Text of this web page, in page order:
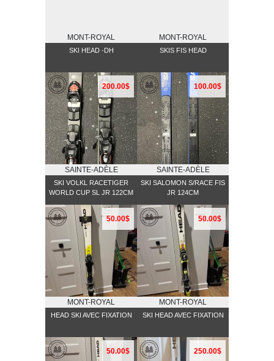
MONT-ROYAL
SKI HEAD -DH
MONT-ROYAL
SKIS FIS HEAD
200.00$
SAINTE-ADÈLE
SKI VOLKL RACETIGER
WORLD CUP SL JR 122CM
100.00$
SAINTE-ADÈLE
SKI SALOMON S/RACE FIS
JR 124CM
50.00$
MONT-ROYAL
HEAD SKI AVEC FIXATION
50.00$
MONT-ROYAL
SKI HEAD AVEC FIXATION
50.00$ 250.00$